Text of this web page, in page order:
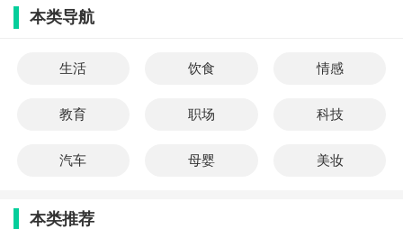
本类导航
生活 饮食 情感
教育 职场 科技
汽车 母婴 美妆
本类推荐